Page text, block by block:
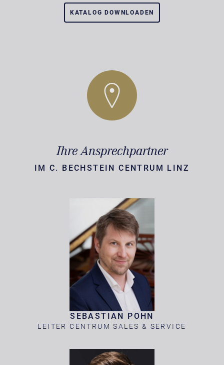
KATALOG DOWNLOADEN
Ihre Ansprechpartner
IM C. BECHSTEIN CENTRUM LINZ
SEBASTIAN POHN
LEITER CENTRUM SALES & SERVICE